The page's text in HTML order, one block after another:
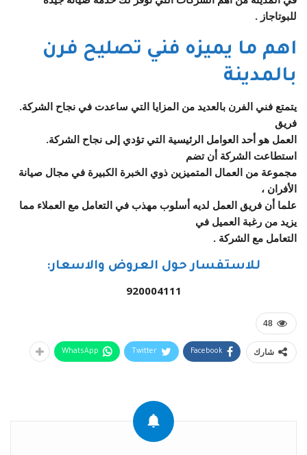
للبوتاجاز .
اهم ما يميزه فني تصليح فرن
بالمدينة
يتمتع فني الفرن بالعديد من المزايا التي ساعدت في نجاح الشركة.
فريق
العمل هو أحد العوامل الرئيسية التي تؤدي إلى نجاح الشركة.
استطاعت الشركة أن تضم
مجموعة من العمال المتميزين ذوي الخبرة الكبيرة في مجال صيانة
الأفران ،
علما أن فريق العمل لديه أسلوب مهذب في التعامل مع العملاء مما
يزيد من رغبة العميل في
التعامل مع الشركة .
للاستفسار حول العروض والاسعار:
920004111
48
شارك Facebook
Twitter
WhatsApp